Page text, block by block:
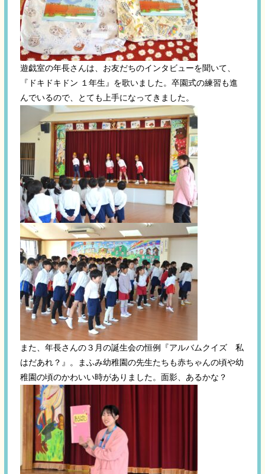
遊戯室の年長さんは、お友だちのインタビューを聞いて、
『ドキドキドン １年生』を歌いました。卒園式の練習も進
んでいるので、とても上手になってきました。
また、年長さんの３月の誕生会の恒例『アルバムクイズ 私
はだあれ？』。まふみ幼稚園の先生たちも赤ちゃんの頃や幼
稚園の頃のかわいい時がありました。面影、あるかな？